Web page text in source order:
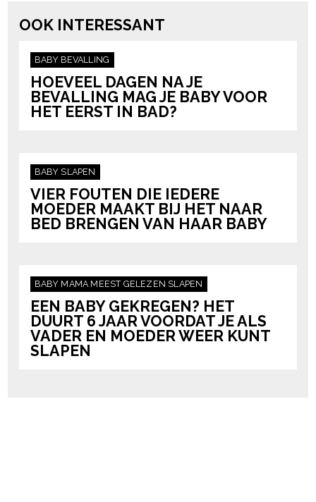
OOK INTERESSANT
BABY BEVALLING
HOEVEEL DAGEN NA JE
BEVALLING MAG JE BABY VOOR
HET EERST IN BAD?
BABY SLAPEN
VIER FOUTEN DIE IEDERE
MOEDER MAAKT BIJ HET NAAR
BED BRENGEN VAN HAAR BABY
BABY MAMA MEEST GELEZEN SLAPEN
EEN BABY GEKREGEN? HET
DUURT 6 JAAR VOORDAT JE ALS
VADER EN MOEDER WEER KUNT
SLAPEN